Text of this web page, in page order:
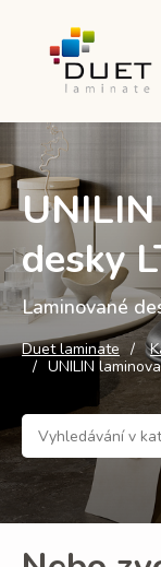
desky
Laminované
Duet laminate
UNILIN